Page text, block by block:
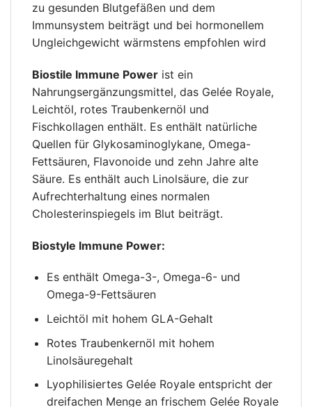
zu gesunden Blutgefäßen und dem
Immunsystem beiträgt und bei hormonellem
Ungleichgewicht wärmstens empfohlen wird
Biostile Immune Power ist ein
Nahrungsergänzungsmittel, das Gelée Royale,
Leichtöl, rotes Traubenkernöl und
Fischkollagen enthält. Es enthält natürliche
Quellen für Glykosaminoglykane, Omega-
Fettsäuren, Flavonoide und zehn Jahre alte
Säure. Es enthält auch Linolsäure, die zur
Aufrechterhaltung eines normalen
Cholesterinspiegels im Blut beiträgt.
Biostyle Immune Power:
Es enthält Omega-3-, Omega-6- und
Omega-9-Fettsäuren
Leichtöl mit hohem GLA-Gehalt
Rotes Traubenkernöl mit hohem
Linolsäuregehalt
Lyophilisiertes Gelée Royale entspricht der
dreifachen Menge an frischem Gelée Royale